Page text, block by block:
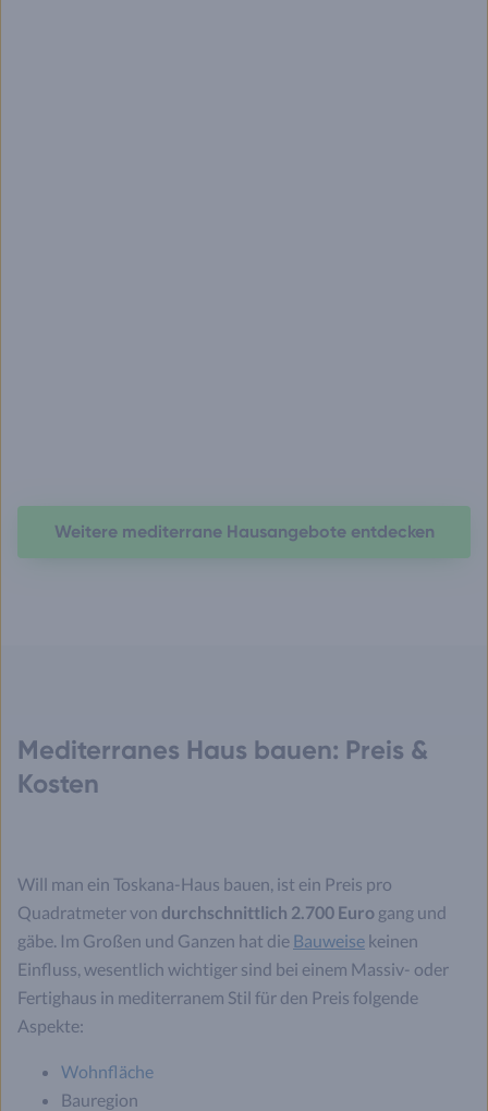
Weitere mediterrane Hausangebote entdecken
Mediterranes Haus bauen: Preis &
Kosten
Will man ein Toskana-Haus bauen, ist ein Preis pro
Quadratmeter von durchschnittlich 2.700 Euro gang und
gäbe. Im Großen und Ganzen hat die Bauweise keinen
Einfluss, wesentlich wichtiger sind bei einem Massiv- oder
Fertighaus in mediterranem Stil für den Preis folgende
Aspekte:
Wohnfläche
Bauregion